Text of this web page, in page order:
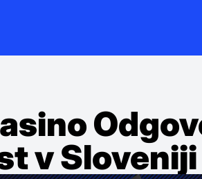
v Sloveniji